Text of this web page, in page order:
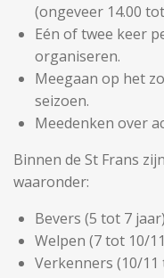
(ongeveer 14.00
Eén of twee keer
organiseren.
Meegaan op het
seizoen.
Meedenken over
Binnen de St Frans
waaronder:
Bevers (5 tot 7 jaar)
Welpen (7 tot 10/
Verkenners (10/